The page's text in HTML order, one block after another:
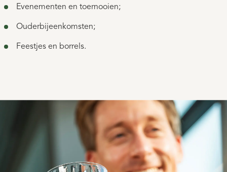
Evenementen en toernooien;
Ouderbijeenkomsten;
Feestjes en borrels.
Water. En de rest komt later.